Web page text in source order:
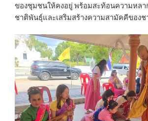
ของชุมชนให้คงอยู่ พร้อมสะท้อนความหลา
ชาติพันธุ์และเสริมสร้างความสามัคคีของช